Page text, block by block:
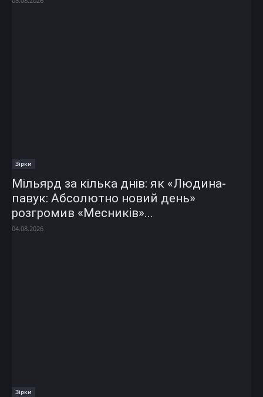
Зірки
Мільярд за кілька днів: як «Людина-
павук: Абсолютно новий день»
розгромив «Месників»...
04.08.2026
Зірки